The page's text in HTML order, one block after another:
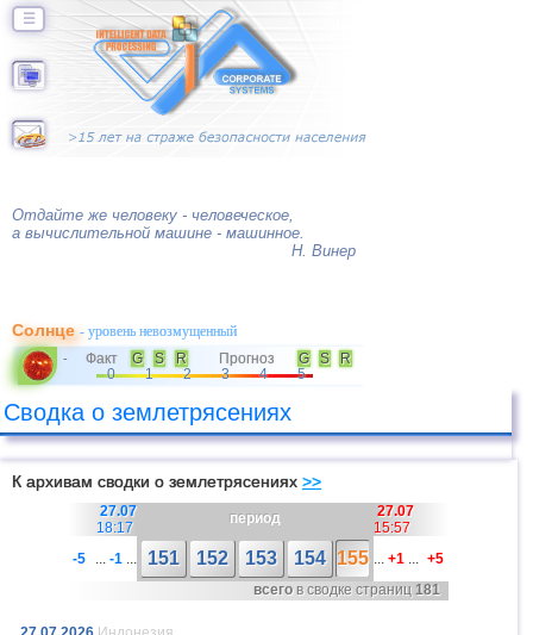
☰
Отдайте же человеку - человеческое,
а вычислительной машине - машинное.
Н. Винер
Солнце- уровень невозмущенный
- Факт G S R Прогноз G S
R
0
1 2 3 4 5
Сводка о землетрясениях
К архивам сводки о землетрясениях >>
27.07
18:17
период
27.07
15:57
-5
... -1... 151 152 153 154 155 ...+1 ... +5
всегов сводке страниц 181